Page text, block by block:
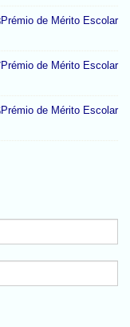
Prémio de Mérito Escolar
Prémio de Mérito Escolar
Prémio de Mérito Escolar